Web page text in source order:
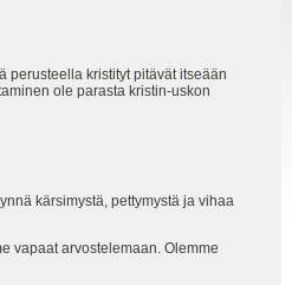
kristityt pitävät itseään
ole parasta kristin-uskon
kärsimystä, pettymystä ja vihaa
vapaat arvostelemaan. Olemme